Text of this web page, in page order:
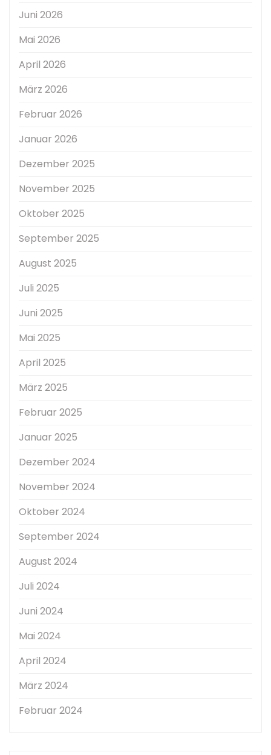
Juni 2026
Mai 2026
April 2026
März 2026
Februar 2026
Januar 2026
Dezember 2025
November 2025
Oktober 2025
September 2025
August 2025
Juli 2025
Juni 2025
Mai 2025
April 2025
März 2025
Februar 2025
Januar 2025
Dezember 2024
November 2024
Oktober 2024
September 2024
August 2024
Juli 2024
Juni 2024
Mai 2024
April 2024
März 2024
Februar 2024